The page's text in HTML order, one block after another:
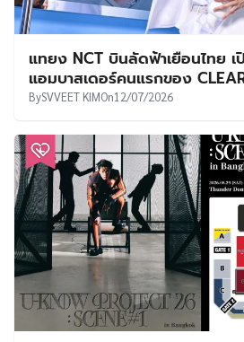
แทยง NCT บินลัดฟ้าเยือนไทย เ
แอมบาสเดอร์คนแรกของ
BySVVEET KIMOn12/07/2026